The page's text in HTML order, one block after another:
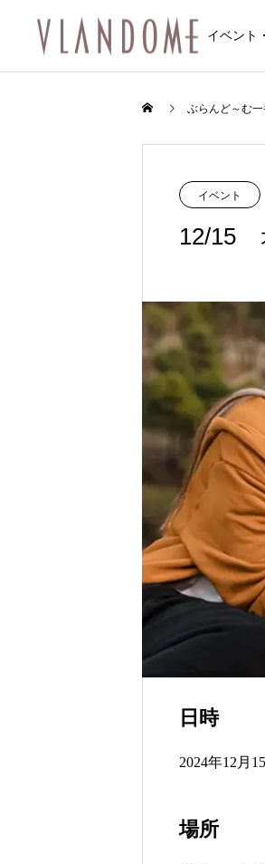
イベント
NEW
8/6～8/8 仙台
らせ
2026.08.01
NEW
8/6～8/8 仙台
らせ
2026.08.01
feel 6 仙台店
2026.01.10
松屋食堂 松
2025.12.20
Une fleur (アン
2025.11.08
マシンピラテ
ee
2024.12.20
サンドラッグ
2024.09.29
トレカ道楽 仙
2025.12.20
アクア2ビル
2025.12.14
10
【ジュエリ
残る”特別な
ぶらんど～む
イベント
12/15
日時
2024年12月
場所